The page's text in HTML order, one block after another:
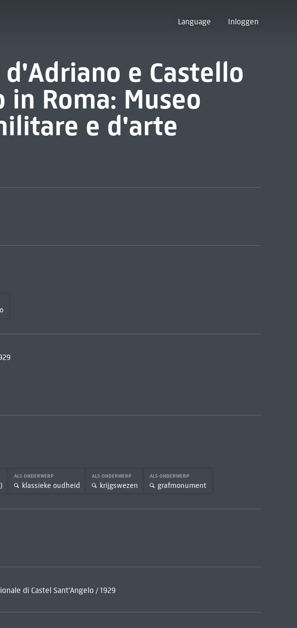
Language Inloggen
e Castello
in Roma: Museo
e d'arte
ALS ONDERWERP
klassieke oudheid
ALS ONDERWERP
krijgswezen
ALS ONDERWERP
grafmonument
di Castel Sant'Angelo / 1929